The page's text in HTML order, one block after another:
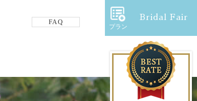
FAQ
プラン
Bridal Fair